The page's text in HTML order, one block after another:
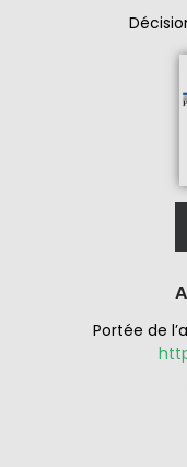
Portée de